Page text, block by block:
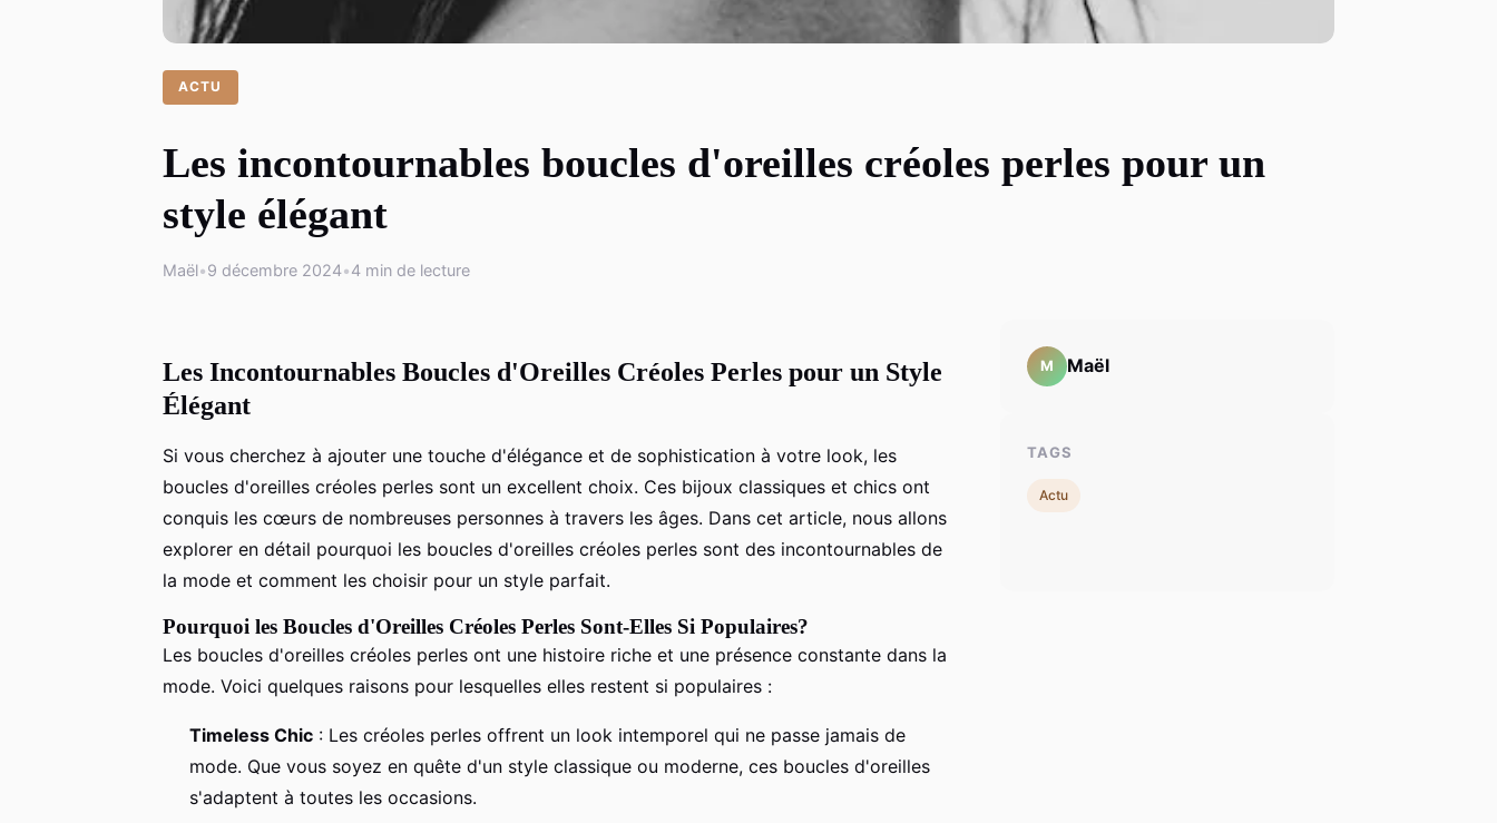
ACTU
Les incontournables boucles d'oreilles créoles perles pour un
style élégant
Maël•9 décembre 2024•4 min de lecture
Les Incontournables Boucles d'Oreilles Créoles Perles pour un Style
Élégant
Si vous cherchez à ajouter une touche d'élégance et de sophistication à votre look, les
boucles d'oreilles créoles perles sont un excellent choix. Ces bijoux classiques et chics ont
conquis les cœurs de nombreuses personnes à travers les âges. Dans cet article, nous allons
explorer en détail pourquoi les boucles d'oreilles créoles perles sont des incontournables de
la mode et comment les choisir pour un style parfait.
Pourquoi les Boucles d'Oreilles Créoles Perles Sont-Elles Si Populaires?
Les boucles d'oreilles créoles perles ont une histoire riche et une présence constante dans la
mode. Voici quelques raisons pour lesquelles elles restent si populaires :
Timeless Chic : Les créoles perles offrent un look intemporel qui ne passe jamais de
mode. Que vous soyez en quête d'un style classique ou moderne, ces boucles d'oreilles
s'adaptent à toutes les occasions.
M Maël
TAGS
Actu